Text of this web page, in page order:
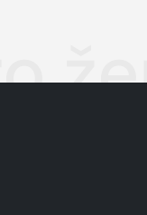
SVĚTLÝ/TMAVÝ REŽIM